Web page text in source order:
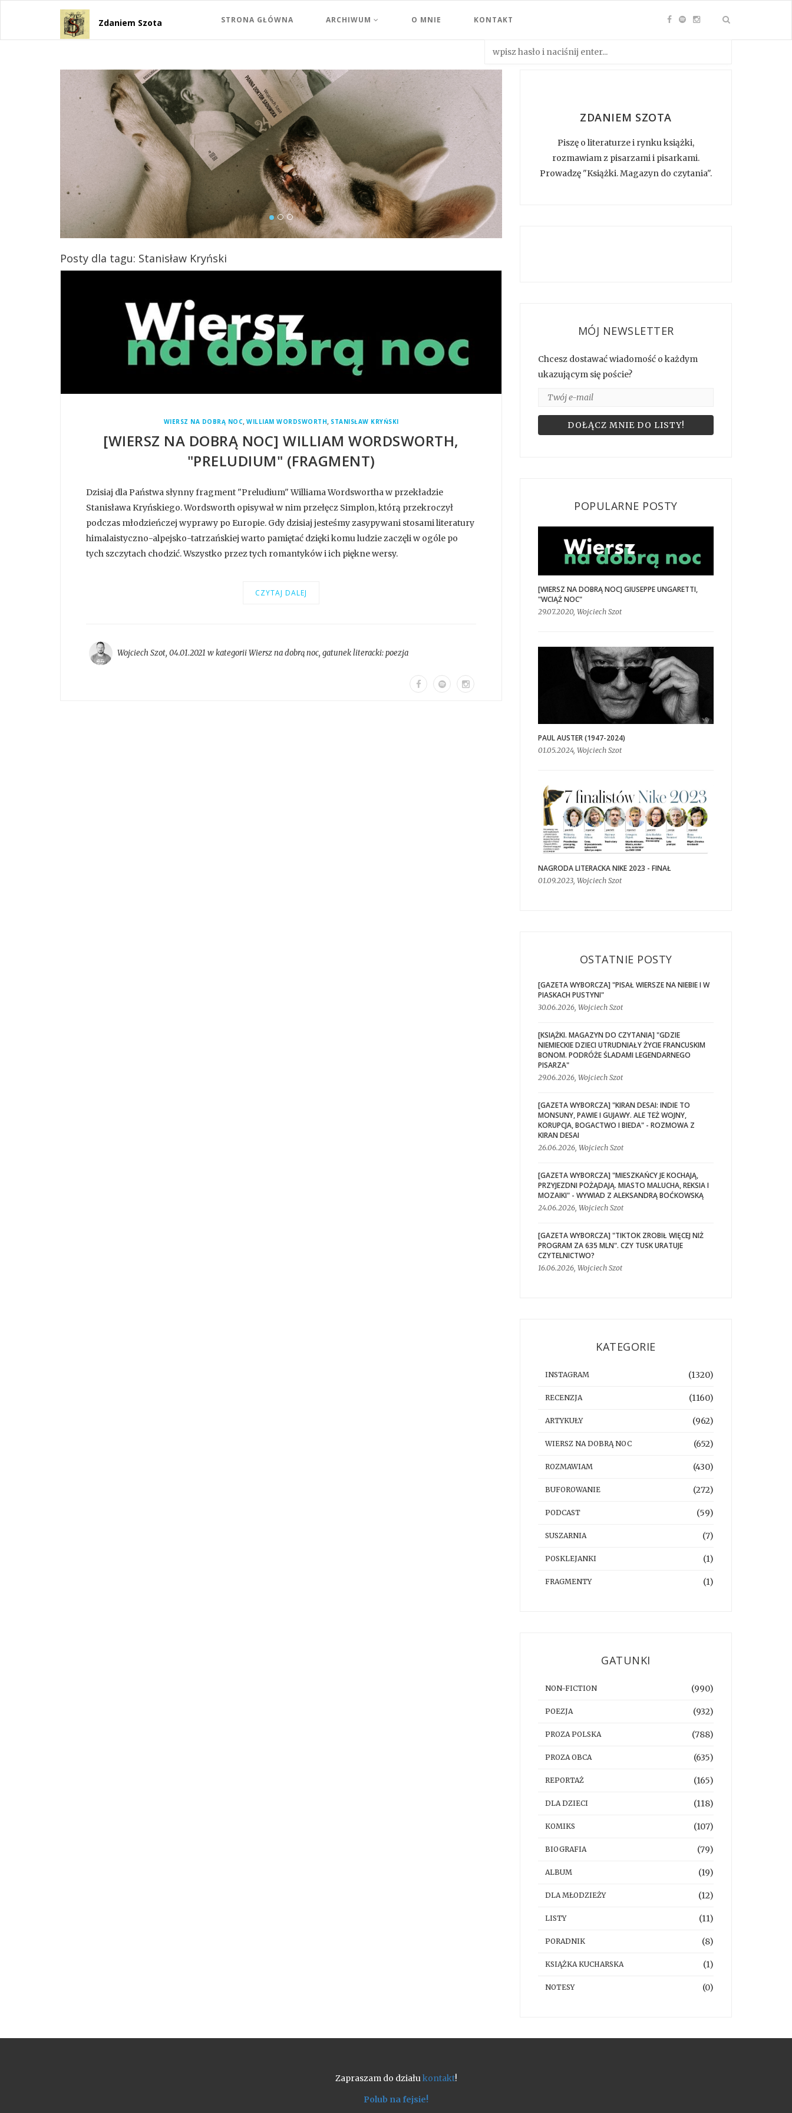
Zdaniem Szota STRONA GŁÓWNA ARCHIWUM O MNIE KONTAKT
Posty dla tagu: Stanisław Kryński
WIERSZ NA DOBRĄ NOC, WILLIAM WORDSWORTH, STANISŁAW KRYŃSKI
[WIERSZ NA DOBRĄ NOC] WILLIAM WORDSWORTH,
"PRELUDIUM" (FRAGMENT)
Dzisiaj dla Państwa słynny fragment "Preludium" Williama Wordswortha w przekładzie
Stanisława Kryńskiego. Wordsworth opisywał w nim przełęcz Simplon, którą przekroczył
podczas młodzieńczej wyprawy po Europie. Gdy dzisiaj jesteśmy zasypywani stosami literatury
himalaistyczno-alpejsko-tatrzańskiej warto pamiętać dzięki komu ludzie zaczęli w ogóle po
tych szczytach chodzić. Wszystko przez tych romantyków i ich piękne wersy.
CZYTAJ DALEJ
Wojciech Szot, 04.01.2021 w kategoriiWiersz na dobrą noc, gatunek literacki:poezja
ZDANIEM SZOTA
Piszę o literaturze i rynku książki,
rozmawiam z pisarzami i pisarkami.
Prowadzę "Książki. Magazyn do czytania".
MÓJ NEWSLETTER
Chcesz dostawać wiadomość o każdym
ukazującym się poście?
POPULARNE POSTY
[WIERSZ NA DOBRĄ NOC] GIUSEPPE UNGARETTI,
"WCIĄŻ NOC"
29.07.2020, Wojciech Szot
PAUL AUSTER (1947-2024)
01.05.2024, Wojciech Szot
NAGRODA LITERACKA NIKE 2023 - FINAŁ
01.09.2023, Wojciech Szot
OSTATNIE POSTY
[GAZETA WYBORCZA] "PISAŁ WIERSZE NA NIEBIE I W
PIASKACH PUSTYNI"
30.06.2026, Wojciech Szot
[KSIĄŻKI. MAGAZYN DO CZYTANIA] "GDZIE
NIEMIECKIE DZIECI UTRUDNIAŁY ŻYCIE FRANCUSKIM
BONOM. PODRÓŻE ŚLADAMI LEGENDARNEGO
PISARZA"
29.06.2026, Wojciech Szot
[GAZETA WYBORCZA] "KIRAN DESAI: INDIE TO
MONSUNY, PAWIE I GUJAWY. ALE TEŻ WOJNY,
KORUPCJA, BOGACTWO I BIEDA" - ROZMOWA Z
KIRAN DESAI
26.06.2026, Wojciech Szot
[GAZETA WYBORCZA] "MIESZKAŃCY JE KOCHAJĄ,
PRZYJEZDNI POŻĄDAJĄ. MIASTO MALUCHA, REKSIA I
MOZAIKI" - WYWIAD Z ALEKSANDRĄ BOĆKOWSKĄ
24.06.2026, Wojciech Szot
[GAZETA WYBORCZA] "TIKTOK ZROBIŁ WIĘCEJ NIŻ
PROGRAM ZA 635 MLN". CZY TUSK URATUJE
CZYTELNICTWO?
16.06.2026, Wojciech Szot
KATEGORIE
INSTAGRAM (1320)
RECENZJA (1160)
ARTYKUŁY (962)
WIERSZ NA DOBRĄ NOC (652)
ROZMAWIAM (430)
BUFOROWANIE (272)
PODCAST (59)
SUSZARNIA (7)
POSKLEJANKI (1)
FRAGMENTY (1)
GATUNKI
NON-FICTION (990)
POEZJA (932)
PROZA POLSKA (788)
PROZA OBCA (635)
REPORTAŻ (165)
DLA DZIECI (118)
KOMIKS (107)
BIOGRAFIA (79)
ALBUM (19)
DLA MŁODZIEŻY (12)
LISTY (11)
PORADNIK (8)
KSIĄŻKA KUCHARSKA (1)
NOTESY (0)
Zapraszam do działukontakt!
Polub na fejsie!